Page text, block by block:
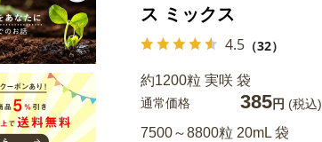
ス ミックス
4.5 （32）
約1200粒 実咲 袋
通常価格 385円 (税込)
7500～8800粒 20mL 袋